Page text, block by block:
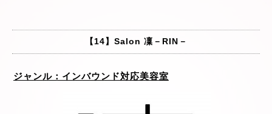
【14】Salon 凜－RIN－
ジャンル：インバウンド対応美容室